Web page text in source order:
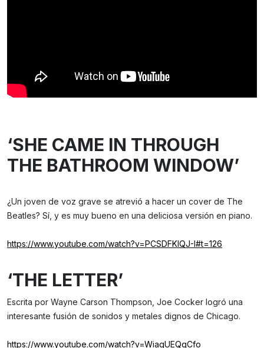
‘SHE CAME IN THROUGH
THE BATHROOM WINDOW’
¿Un joven de voz grave se atrevió a hacer un cover de The
Beatles? Sí, y es muy bueno en una deliciosa versión en piano.
https://www.youtube.com/watch?v=PCSDFKIQJ-I#t=126
‘THE LETTER’
Escrita por Wayne Carson Thompson, Joe Cocker logró una
interesante fusión de sonidos y metales dignos de Chicago.
https://www.youtube.com/watch?v=WiagUEQqCfo